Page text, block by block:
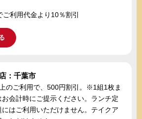
利用代金より10％割引
：千葉市
のご利用で、500円割引。※1組1枚ま
会計時にご提示ください。ランチ定
はご利用いただけません。テイクア